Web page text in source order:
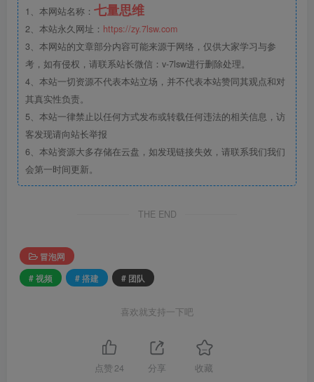
1、本网站名称： 七量思维
2、本站永久网址： https://zy.7lsw.com
3、本网站的文章部分内容可能来源于网络，仅供大家学习与参
考，如有侵权，请联系站长微信：v-7lsw进行删除处理。
4、本站一切资源不代表本站立场，并不代表本站赞同其观点和对
其真实性负责。
5、本站一律禁止以任何方式发布或转载任何违法的相关信息，访
客发现请向站长举报
6、本站资源大多存储在云盘，如发现链接失效，请联系我们我们
会第一时间更新。
THE END
冒泡网
# 视频
# 搭建 # 团队
喜欢就支持一下吧
点赞 24 分享 收藏